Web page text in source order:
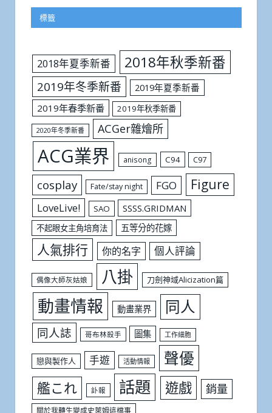
標籤
2018年夏季新番 2018年秋季新番
2019年冬季新番
2019年夏季新番
2019年春季新番
2019年秋季新番
2020年冬季新番 ACGer雜燴所
ACG業界 anisong C94 C97
cosplay Fate/stay night FGO Figure
LoveLive! SAO SSSS.GRIDMAN
不起眼女主角培育法 五等分的花嫁
人氣排行 你的名字 個人評論
偶像大師灰姑娘 八掛 刀劍神域Alicization篇
動畫情報 動畫業界 同人
同人誌 哥布林殺手 圖集 工作細胞
戀與製作人 手遊 活動情報 聲優
艦これ 訃報 話題 遊戲 銷量
關於我轉生變成史萊姆這檔事